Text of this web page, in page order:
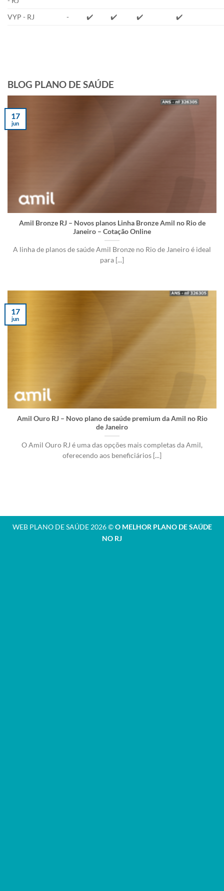
VYP - RJ - ✔️ ✔️ ✔️ ✔️
BLOG PLANO DE SAÚDE
Amil Bronze RJ – Novos planos Linha Bronze Amil no Rio de
Janeiro – Cotação Online
A linha de planos de saúde Amil Bronze no Rio de Janeiro é ideal
para [...]
17
jun
Amil Ouro RJ – Novo plano de saúde premium da Amil no Rio
de Janeiro
O Amil Ouro RJ é uma das opções mais completas da Amil,
oferecendo aos beneficiários [...]
17
jun
WEB PLANO DE SAÚDE 2026 ©O MELHOR PLANO DE SAÚDE
NO RJ